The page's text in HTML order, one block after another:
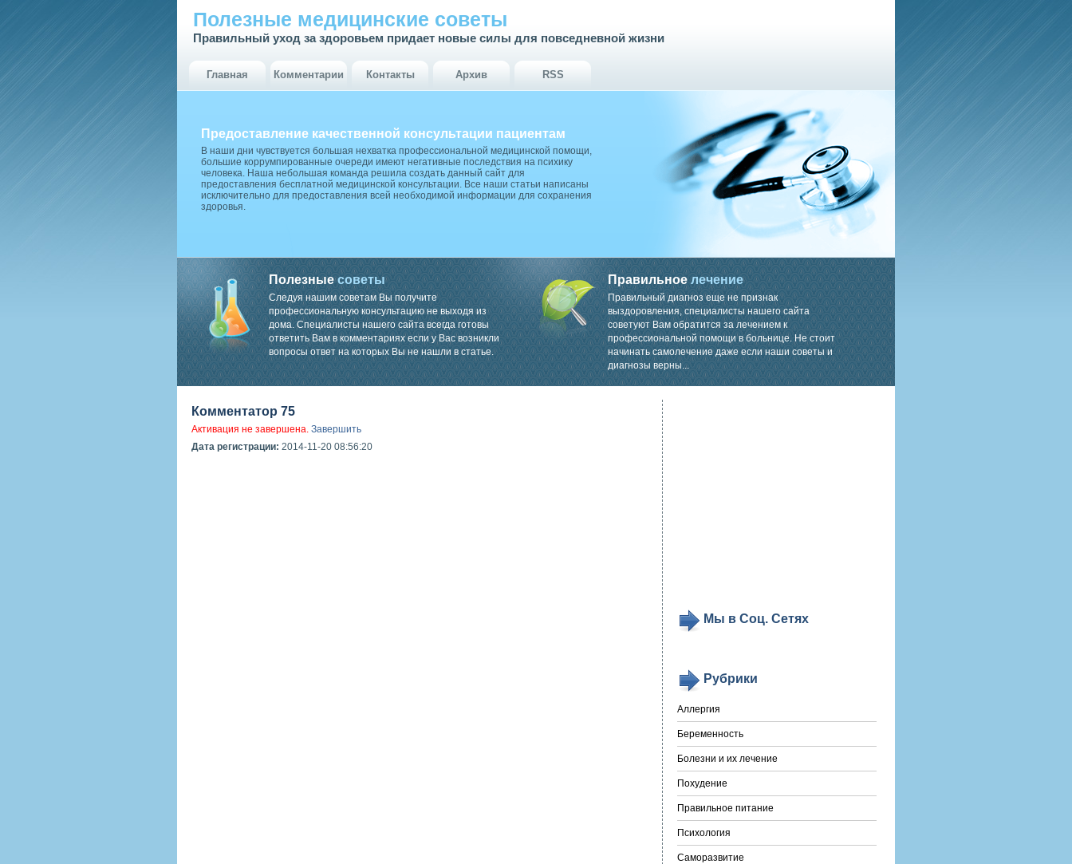
Полезные медицинские советы
Правильный уход за здоровьем придает новые силы для повседневной жизни
Главная Комментарии Контакты Архив RSS
Предоставление качественной консультации пациентам
В наши дни чувствуется большая нехватка профессиональной медицинской помощи,
большие коррумпированные очереди имеют негативные последствия на психику
человека. Наша небольшая команда решила создать данный сайт для
предоставления бесплатной медицинской консультации. Все наши статьи написаны
исключительно для предоставления всей необходимой информации для сохранения
здоровья.
Полезныесоветы
Следуя нашим советам Вы получите
профессиональную консультацию не выходя из
дома. Специалисты нашего сайта всегда готовы
ответить Вам в комментариях если у Вас возникли
вопросы ответ на которых Вы не нашли в статье.
Правильное лечение
Правильный диагноз еще не признак
выздоровления, специалисты нашего сайта
советуют Вам обратится за лечением к
профессиональной помощи в больнице. Не стоит
начинать самолечение даже если наши советы и
диагнозы верны...
Комментатор 75
Активация не завершена. Завершить
Дата регистрации: 2014-11-20 08:56:20
Мы в Соц. Сетях
Рубрики
Аллергия
Беременность
Болезни и их лечение
Похудение
Правильное питание
Психология
Саморазвитие